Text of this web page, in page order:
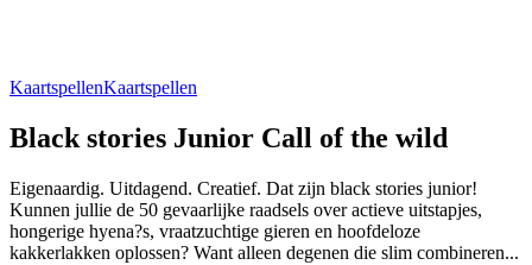
KaartspellenKaartspellen
Black stories Junior Call of the wild
Eigenaardig. Uitdagend. Creatief. Dat zijn black stories junior!
Kunnen jullie de 50 gevaarlijke raadsels over actieve uitstapjes,
hongerige hyena?s, vraatzuchtige gieren en hoofdeloze
kakkerlakken oplossen? Want alleen degenen die slim combineren...